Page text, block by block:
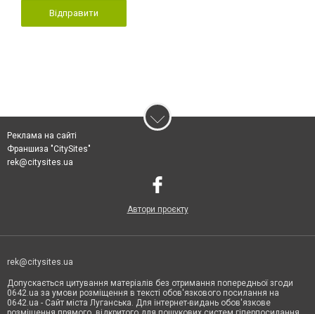
Відправити
Реклама на сайті
Франшиза "CitySites"
rek@citysites.ua
Автори проєкту
rek@citysites.ua
Допускається цитування матеріалів без отримання попередньої згоди
0642.ua за умови розміщення в тексті обов'язкового посилання на
0642.ua - Сайт міста Луганська. Для інтернет-видань обов'язкове